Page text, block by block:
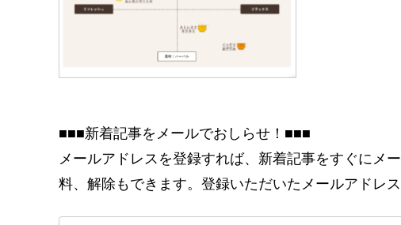
■■■新着記事をメールでおしらせ！■■■
メールアドレスを登録すれば、新着記事をすぐにメ
料、解除もできます。登録いただいたメールアドレ